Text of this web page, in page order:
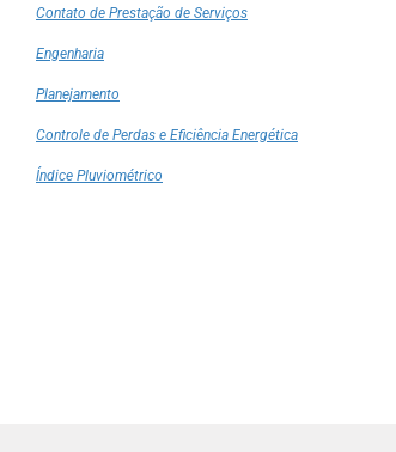
Contato de Prestação de Serviços
Engenharia
Planejamento
Controle de Perdas e Eficiência Energética
Índice Pluviométrico